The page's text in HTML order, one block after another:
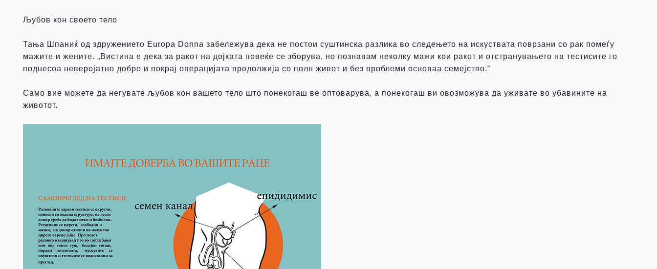
Љубов кон своето тело
Тања Шпаниќ од здружението Europa Donna забележува дека не постои суштинска разлика во следењето на искуствата поврзани со рак помеѓу
мажите и жените. „Вистина е дека за ракот на дојката повеќе се зборува, но познавам неколку мажи кои ракот и отстранувањето на тестисите го
поднесоа неверојатно добро и покрај операцијата продолжија со полн живот и без проблеми основаа семејство.“
Само вие можете да негувате љубов кон вашето тело што понекогаш ве оптоварува, а понекогаш ви овозможува да уживате во убавините на
животот.